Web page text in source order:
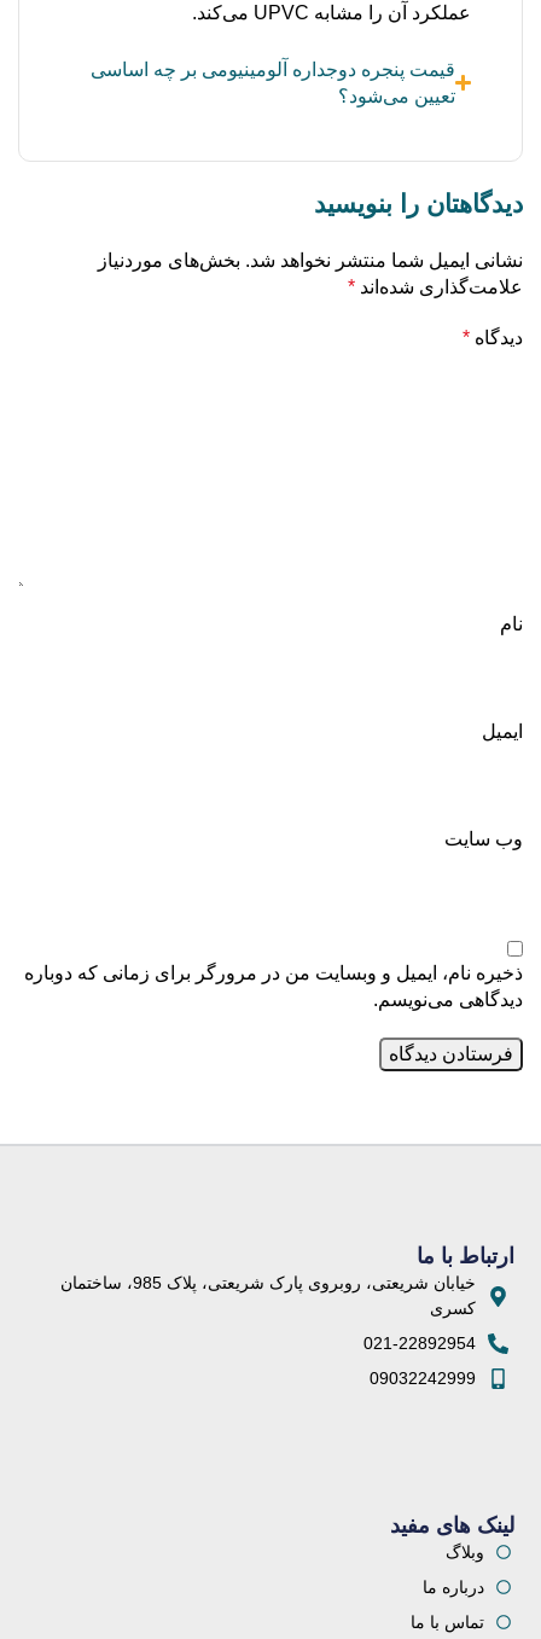
عملکرد آن را مشابه UPVC می‌کند.
قیمت پنجره دوجداره آلومینیومی بر چه اساسی
تعیین می‌شود؟
دیدگاهتان را بنویسید
نشانی ایمیل شما منتشر نخواهد شد. بخش‌های موردنیاز
علامت‌گذاری شده‌اند *
دیدگاه *
نام
ایمیل
وب‌ سایت
ذخیره نام، ایمیل و وبسایت من در مرورگر برای زمانی که دوباره
دیدگاهی می‌نویسم.
لینک های مفید
وبلاگ
درباره ما
تماس با ما
ارتباط با ما
خیابان شریعتی، روبروی پارک شریعتی، پلاک 985، ساختمان
کسری
021-22892954
09032242999